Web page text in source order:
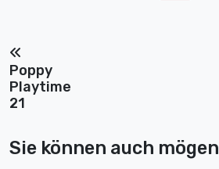
Poppy
Playtime
21
Sie können auch mögen